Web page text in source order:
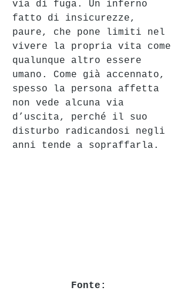
via di fuga. Un inferno
fatto di insicurezze,
paure, che pone limiti nel
vivere la propria vita come
qualunque altro essere
umano. Come già accennato,
spesso la persona affetta
non vede alcuna via
d’uscita, perché il suo
disturbo radicandosi negli
anni tende a sopraffarla.
         Fonte: